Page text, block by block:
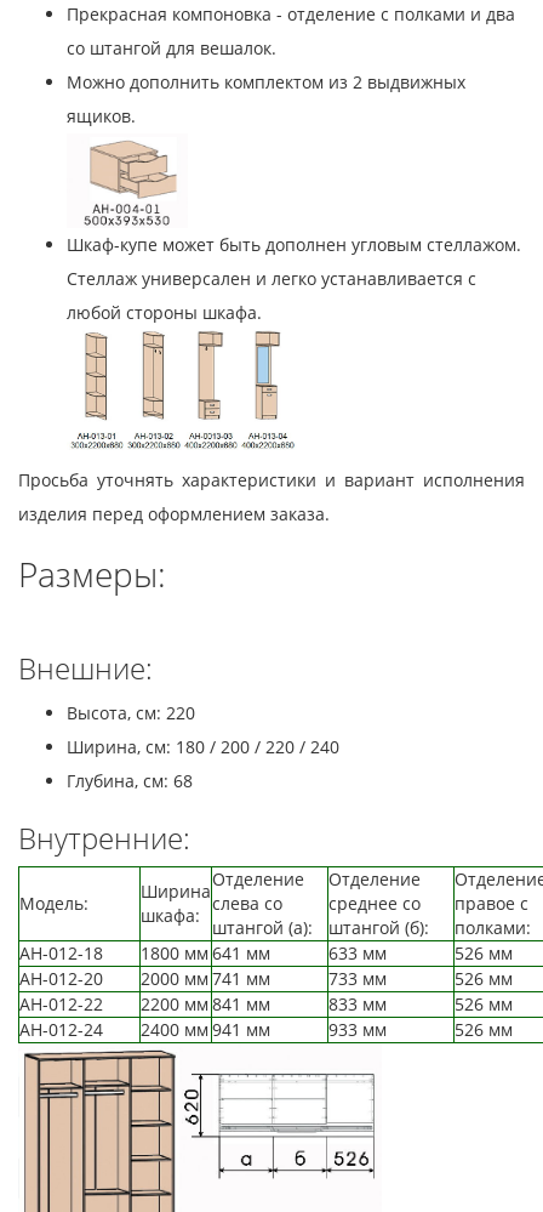
Прекрасная компоновка - отделение с полками и два
со штангой для вешалок.
Можно дополнить комплектом из 2 выдвижных
ящиков.
Шкаф-купе может быть дополнен угловым стеллажом.
Стеллаж универсален и легко устанавливается с
любой стороны шкафа.
Просьба уточнять характеристики и вариант исполнения
изделия перед оформлением заказа.
Размеры:
Внешние:
Высота, см: 220
Ширина, см: 180 / 200 / 220 / 240
Глубина, см: 68
Внутренние:
Модель:
Ширина
шкафа:
Отделение
слева со
штангой (а):
Отделение
среднее со
штангой (б):
правое с
полками:
АН-012-18
1800 мм 641 мм 633 мм
526 мм
АН-012-20
2000 мм 741 мм 733 мм
526 мм
АН-012-22
2200 мм 841 мм 833 мм
526 мм
АН-012-24
2400 мм 941 мм 933 мм 526 мм